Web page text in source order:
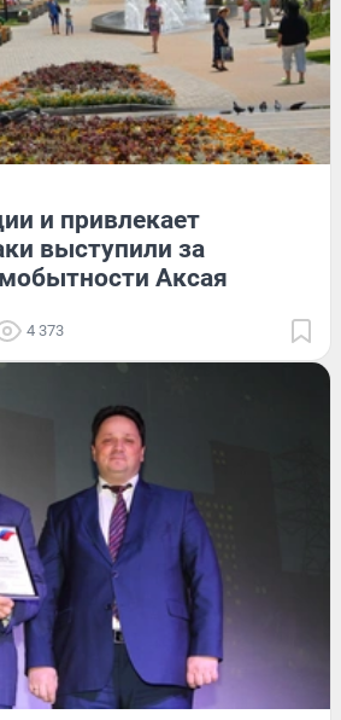
и привлекает
выступили за
Аксая
4 373